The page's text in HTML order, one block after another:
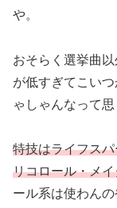
や。
おそらく選挙曲
が低すぎてこい
ゃしゃんなって思
特技はライフス
リコロール・メ
ール系は使わん